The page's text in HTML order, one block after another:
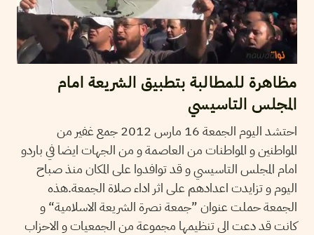
مظاهرة للمطالبة بتطبيق الشريعة امام
المجلس التاسيسي
احتشد اليوم الجمعة 16 مارس 2012 جمع غفير من
المواطنين و المواطنات من العاصمة و من الجهات ايضا في باردو
امام المجلس التاسيسي و قد توافدوا على المكان منذ صباح
اليوم و تزايدت اعدادهم على اثر اداء صلاة الجمعة.هذه
الجمعة حملت عنوان ”جمعة نصرة الشريعة الاسلامية“ و
كانت قد دعت الى تنظيمها مجموعة من الجمعيات و الاحزاب